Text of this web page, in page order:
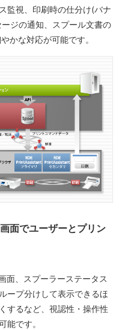
監視、印刷時の仕分け(バナ
ジの通知、スプール文書の
かな対応が可能です。
面でユーザーとプリン
面、スプーラーステータス
ープ分けして表示できるほ
するなど、視認性・操作性
能です。